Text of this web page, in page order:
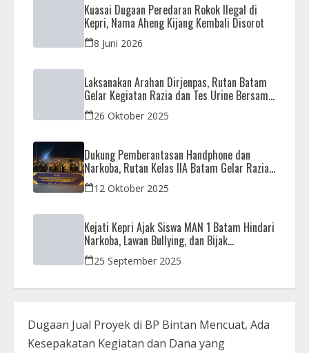
Kuasai Dugaan Peredaran Rokok Ilegal di
Kepri, Nama Aheng Kijang Kembali Disorot
8 Juni 2026
Laksanakan Arahan Dirjenpas, Rutan Batam
Gelar Kegiatan Razia dan Tes Urine Bersama
APH26 Oktober 2025
Dukung Pemberantasan Handphone dan
Narkoba, Rutan Kelas IIA Batam Gelar Razia
Bersama Aparat Penegak Hukum
12 Oktober 2025
Kejati Kepri Ajak Siswa MAN 1 Batam Hindari
Narkoba, Lawan Bullying, dan Bijak
Bermedsos
25 September 2025
Dugaan Jual Proyek di BP Bintan Mencuat, Ada
Kesepakatan Kegiatan dan Dana yang